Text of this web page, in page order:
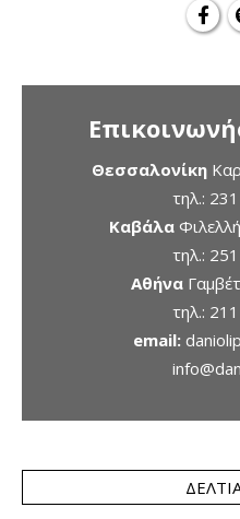
Θεσσαλονίκη
τηλ.:
Καβάλα
τηλ.:
Αθήνα
τηλ.:
email: